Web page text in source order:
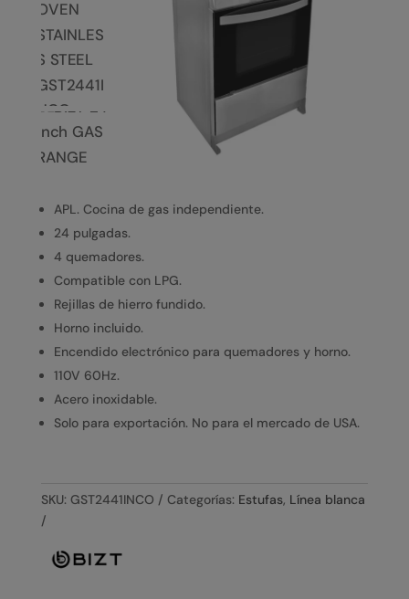
APL. Cocina de gas independiente.
24 pulgadas.
4 quemadores.
Compatible con LPG.
Rejillas de hierro fundido.
Horno incluido.
Encendido electrónico para quemadores y horno.
110V 60Hz.
Acero inoxidable.
Solo para exportación. No para el mercado de USA.
SKU: GST2441INCO Categorías: Estufas, Línea blanca